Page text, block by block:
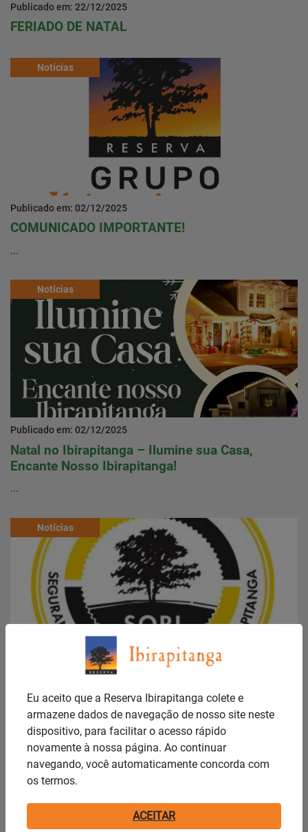
Publicado em: 22/12/2025
FERIADO DE NATAL
Notícias
Publicado em: 02/12/2025
COMUNICADO IMPORTANTE!
...
Notícias
Publicado em: 02/12/2025
Natal no Ibirapitanga – Ilumine sua Casa,
Encante Nosso Ibirapitanga!
...
Notícias
Publicado em: 25/11/2025
2025
Notícias
Eu aceito que a Reserva Ibirapitanga colete e
armazene dados de navegação de nosso site neste
dispositivo, para facilitar o acesso rápido
novamente à nossa página. Ao continuar
navegando, você automaticamente concorda com
os termos.
ACEITAR